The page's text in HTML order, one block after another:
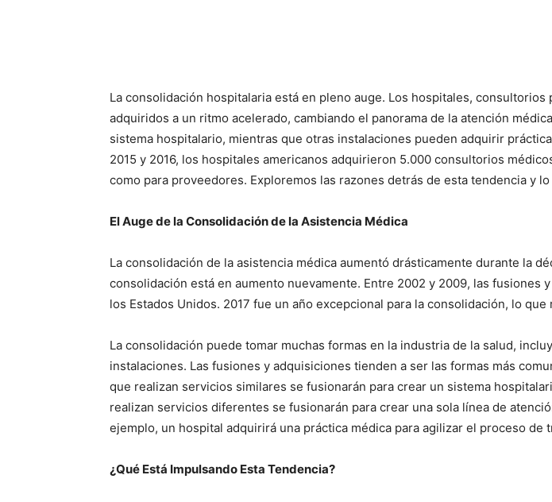
La consolidación hospitalaria está en pleno auge. Los hospitales,
adquiridos a un ritmo acelerado, cambiando el panorama de la atención
sistema hospitalario, mientras que otras instalaciones pueden adquirir
2015 y 2016, los hospitales americanos adquirieron 5.000 consultorios
como para proveedores. Exploremos las razones detrás de esta tendencia y
El Auge de la Consolidación de la Asistencia Médica
La consolidación de la asistencia médica aumentó drásticamente durante la
consolidación está en aumento nuevamente. Entre 2002 y 2009, las
los Estados Unidos. 2017 fue un año excepcional para la consolidación, lo
La consolidación puede tomar muchas formas en la industria de la salud,
instalaciones. Las fusiones y adquisiciones tienden a ser las formas más
que realizan servicios similares se fusionarán para crear un sistema
realizan servicios diferentes se fusionarán para crear una sola línea de
ejemplo, un hospital adquirirá una práctica médica para agilizar el proceso de
¿Qué Está Impulsando Esta Tendencia?